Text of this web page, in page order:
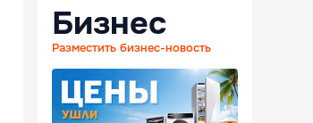
Бизнес
Разместить бизнес-новость